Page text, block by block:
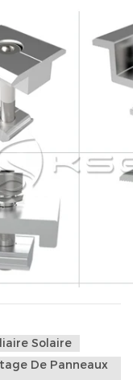
Solaire
De Panneaux